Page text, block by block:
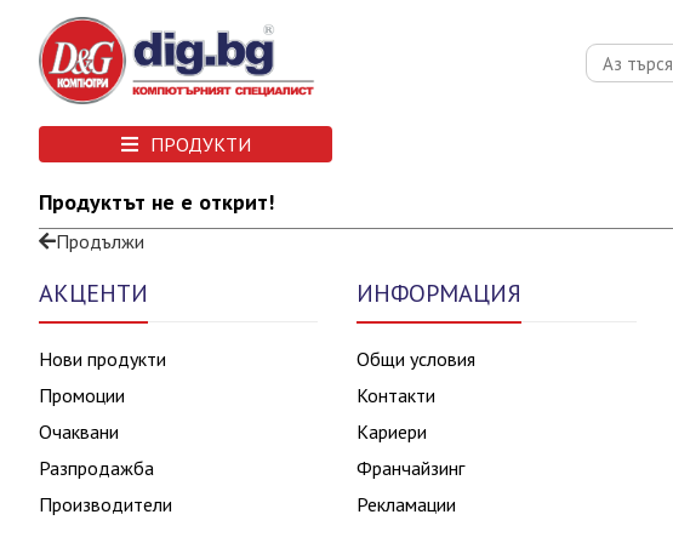
ПРОДУКТИ
Продуктът не е открит!
Продължи
АКЦЕНТИ
Нови продукти
Промоции
Очаквани
Разпродажба
Производители
ИНФОРМАЦИЯ
Общи условия
Контакти
Кариери
Франчайзинг
Рекламации